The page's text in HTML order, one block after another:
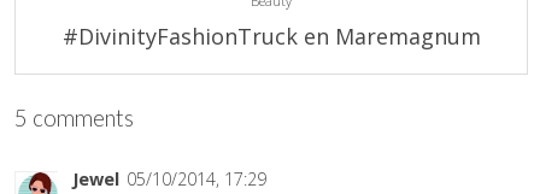
#DivinityFashionTruck en Maremagnum
5 comments
Jewel 05/10/2014, 17:29